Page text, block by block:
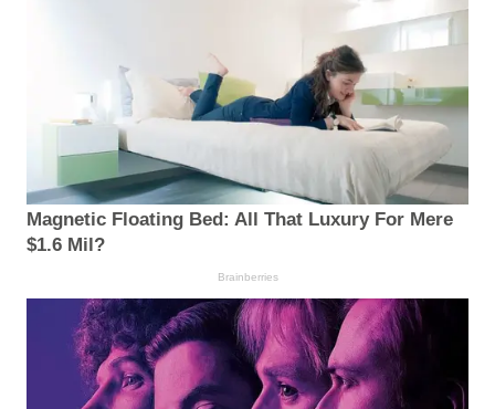
Magnetic Floating Bed: All That Luxury For Mere
$1.6 Mil?
Brainberries